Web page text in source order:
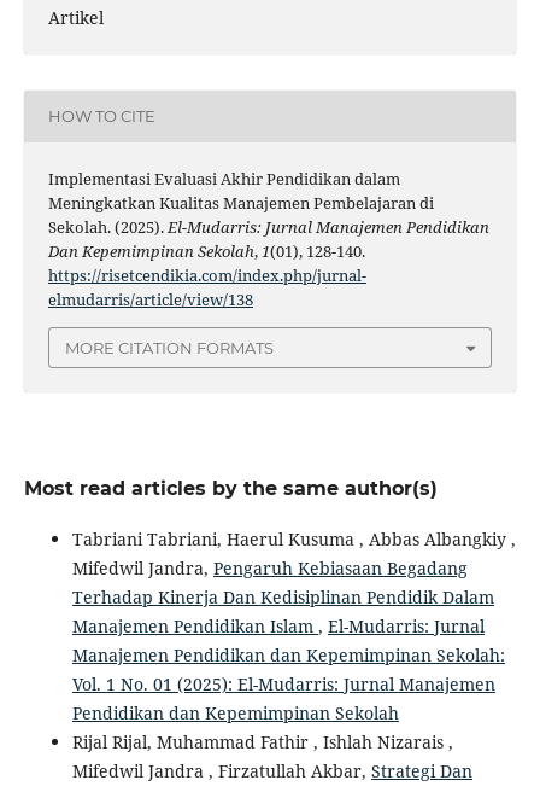
Artikel
HOW TO CITE
Implementasi Evaluasi Akhir Pendidikan dalam
Meningkatkan Kualitas Manajemen Pembelajaran di
Sekolah. (2025). El-Mudarris: Jurnal Manajemen Pendidikan
Dan Kepemimpinan Sekolah, 1(01), 128-140.
https://risetcendikia.com/index.php/jurnal-
elmudarris/article/view/138
MORE CITATION FORMATS
Most read articles by the same author(s)
Tabriani Tabriani, Haerul Kusuma , Abbas Albangkiy ,
Mifedwil Jandra, Pengaruh Kebiasaan Begadang
Terhadap Kinerja Dan Kedisiplinan Pendidik Dalam
Manajemen Pendidikan Islam , El-Mudarris: Jurnal
Manajemen Pendidikan dan Kepemimpinan Sekolah:
Vol. 1 No. 01 (2025): El-Mudarris: Jurnal Manajemen
Pendidikan dan Kepemimpinan Sekolah
Rijal Rijal, Muhammad Fathir , Ishlah Nizarais ,
Mifedwil Jandra , Firzatullah Akbar, Strategi Dan